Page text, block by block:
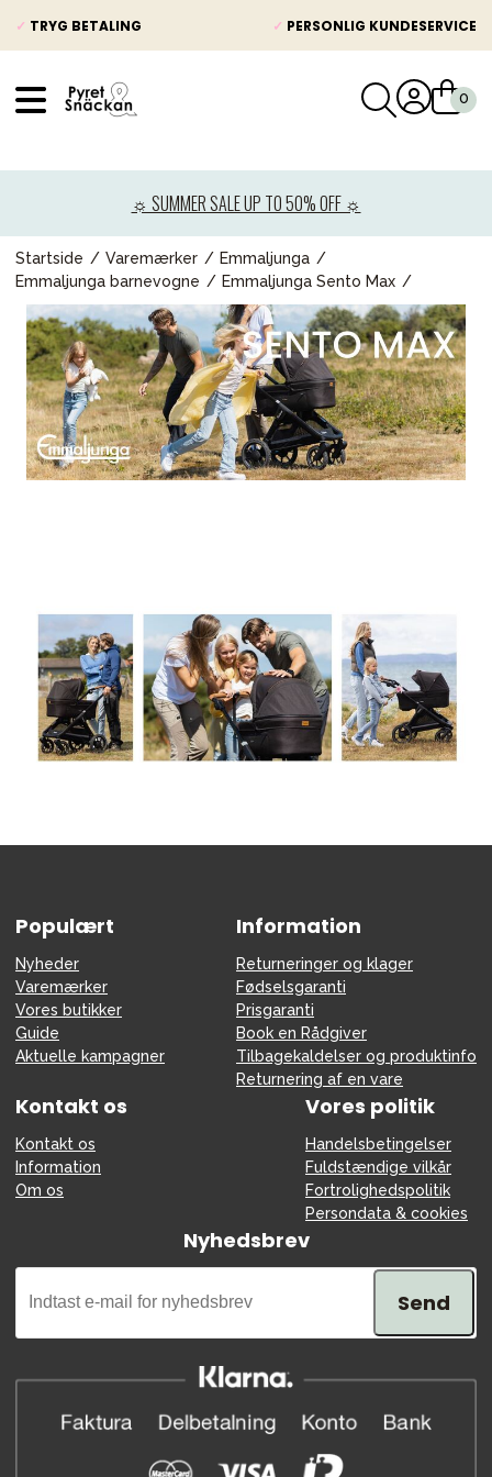
✓ TRYG BETALING ✓ PERSONLIG KUNDESERVICE
☼ SUMMER SALE UP TO 50% OFF ☼
Startside Varemærker
Emmaljunga
Emmaljunga barnevogne
Emmaljunga Sento Max
Populært
Nyheder
Varemærker
Vores butikker
Guide
Aktuelle kampagner
Information
Returneringer og klager
Fødselsgaranti
Prisgaranti
Book en Rådgiver
Tilbagekaldelser og produktinfo
Returnering af en vare
Kontakt os
Kontakt os
Information
Om os
Vores politik
Handelsbetingelser
Fuldstændige vilkår
Fortrolighedspolitik
Persondata & cookies
Nyhedsbrev
Send
Barnevogne
Autostole
Babypakke
Baby
Legetøj og spil
Mor & Far
Møbler & sengetøj
Tips til gaver
Vores favoritter
Mærker